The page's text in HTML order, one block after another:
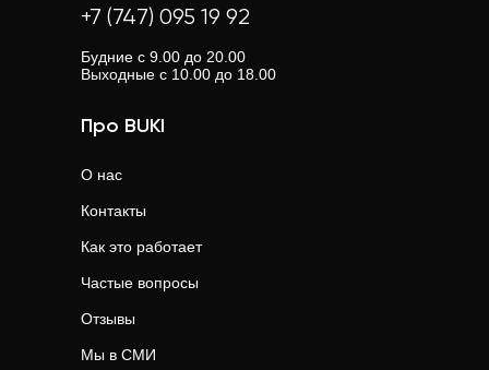
+7 (747) 095 19 92
Будние с 9.00 до 20.00
Выходные с 10.00 до 18.00
Про BUKI
О нас
Контакты
Как это работает
Частые вопросы
Отзывы
Мы в СМИ